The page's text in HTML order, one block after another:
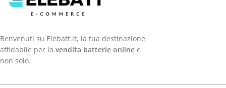
Benvenuti su Elebatt.it, la tua destinazione
affidabile per la vendita batterie online e
non solo.